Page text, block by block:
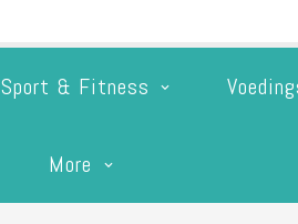
Sport & Fitness
More